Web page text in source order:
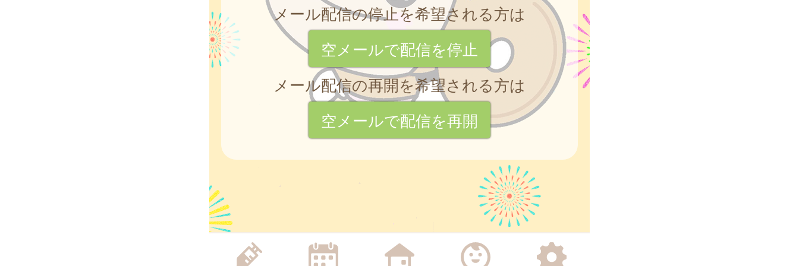
メール配信の停止を希望される方は
空メールで配信を停止
メール配信の再開を希望される方は
空メールで配信を再開